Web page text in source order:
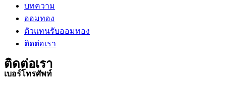
บทความ
ออมทอง
ตัวแทนรับออมทอง
ติดต่อเรา
ติดต่อเรา
เบอร์โทรศัพท์